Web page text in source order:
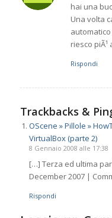
hai una
Una volta
riesco
Rispondi
Trackbacks &
OScene » Pillole »
VirtualBox (parte 2)
8 Gennaio 2008 alle 17:38
[…] Terza ed ultima
December 2007 |
Rispondi